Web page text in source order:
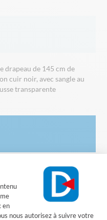
du
en
nous autorisez à suivre votre
drapeau de 145 cm de
cuir noir, avec sangle au
transparente